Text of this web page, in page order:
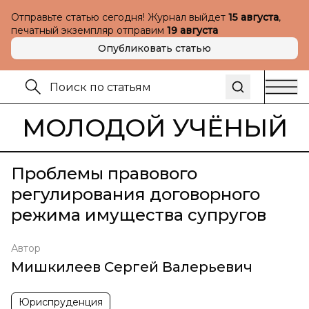
Отправьте статью сегодня! Журнал выйдет 15 августа,
печатный экземпляр отправим 19 августа
Опубликовать статью
МОЛОДОЙ УЧЁНЫЙ
Проблемы правового
регулирования договорного
режима имущества супругов
Автор
Мишкилеев Сергей Валерьевич
Юриспруденция